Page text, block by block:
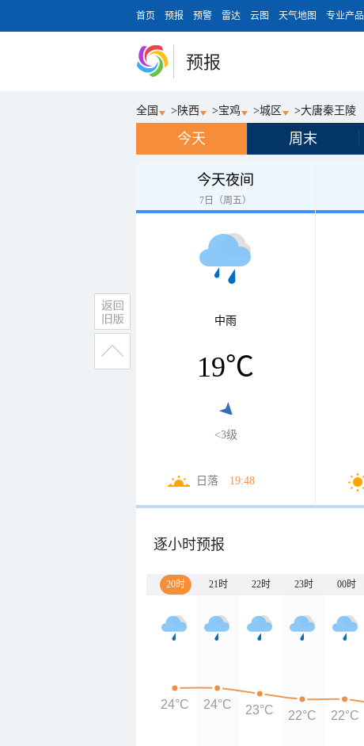
首页 预报 预警 雷达 云图 天气地图 专业产品
预报
全国 > 陕西 >宝鸡 >城区 >大唐秦王陵
今天 周末
今天夜间
7日（周五）
中雨
19℃
<3级
日落 19:48
逐小时预报
20时 21时 22时 23时 00时
24°C 24°C 23°C 22°C 22°C